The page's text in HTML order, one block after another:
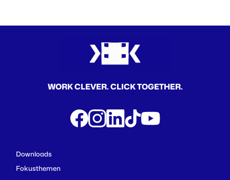
WORK CLEVER. CLICK TOGETHER.
Downloads
Fokusthemen